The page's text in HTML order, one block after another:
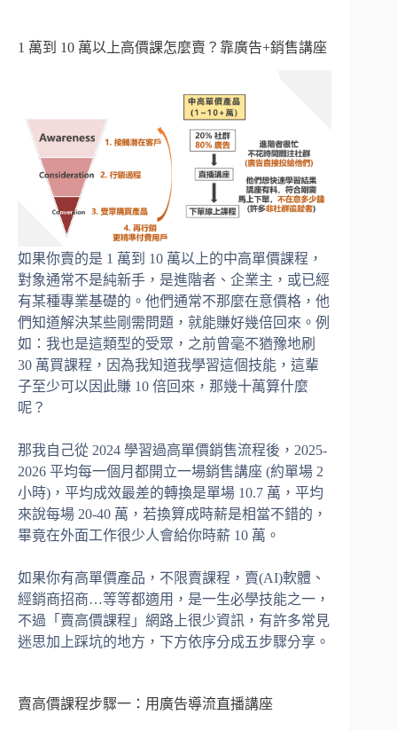
1 萬到 10 萬以上高價課怎麼賣？靠廣告+銷售講座
如果你賣的是 1 萬到 10 萬以上的中高單價課程，
對象通常不是純新手，是進階者、企業主，或已經
有某種專業基礎的。他們通常不那麼在意價格，他
們知道解決某些剛需問題，就能賺好幾倍回來。例
如：我也是這類型的受眾，之前曾毫不猶豫地刷
30 萬買課程，因為我知道我學習這個技能，這輩
子至少可以因此賺 10 倍回來，那幾十萬算什麼
呢？
那我自己從 2024 學習過高單價銷售流程後，2025-
2026 平均每一個月都開立一場銷售講座 (約單場 2
小時)，平均成效最差的轉換是單場 10.7 萬，平均
來說每場 20-40 萬，若換算成時薪是相當不錯的，
畢竟在外面工作很少人會給你時薪 10 萬。
如果你有高單價產品，不限賣課程，賣(AI)軟體、
經銷商招商…等等都適用，是一生必學技能之一，
不過「賣高價課程」網路上很少資訊，有許多常見
迷思加上踩坑的地方，下方依序分成五步驟分享。
賣高價課程步驟一：用廣告導流直播講座